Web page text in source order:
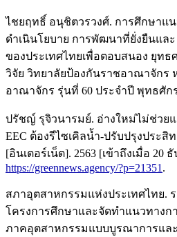
ไชยฤทธิ์ อนุชิตวรวงศ์. การศึกษาแ
ดำเนินโยบาย การพัฒนาที่ยั่งยืนแล
ของประเทศไทยเพื่อตอบสนอง ยุทธ
วิจัย วิทยาลัยป้องกันราชอาณาจักร
อาณาจักร รุ่นที่ 60 ประจำปี พุทธศักร
ปรัชญ์ รุจิวนารมย์. อ่างใหม่ไม่ช่วย
EEC ต้องรีไซเคิลน้ำ-ปรับปรุงประ
[อินเตอร์เน็ต]. 2563 [เข้าถึงเมื่อ 20
https://greennews.agency/?p=21351 .
สภาอุตสาหกรรมแห่งประเทศไทย.
โครงการศึกษาและจัดทำแนวทางก
ภาคอุตสาหกรรมแบบบูรณาการและ